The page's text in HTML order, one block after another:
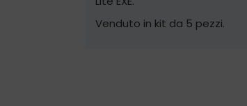
Venduto in kit da 5 pezzi.